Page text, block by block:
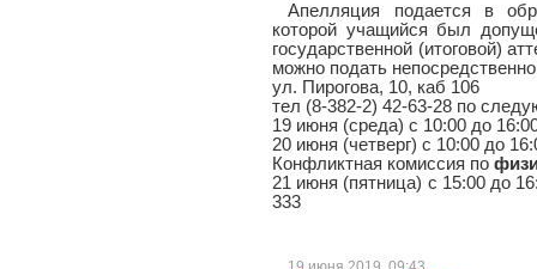
Апелляция подается в
которой учащийся был
государственной (итоговой)
можно подать
ул. Пирогова, 10, каб 106
тел (8-382-2) 42-63-28 по
19 июня (среда) с 10:00 до
20 июня (четверг) с 10:00 до
Конфликтная комиссия по
21 июня (пятница) с 15:00 до
333